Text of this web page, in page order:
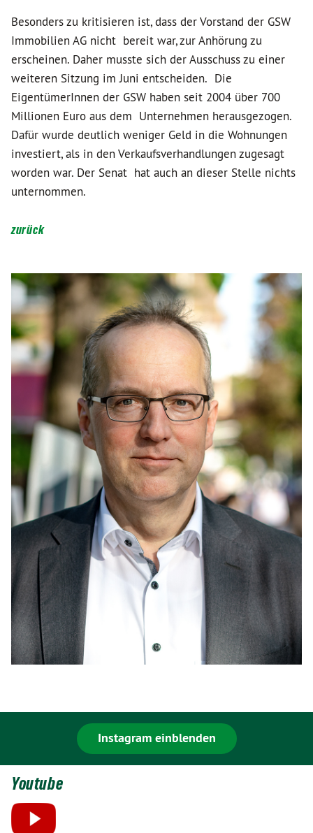
Besonders zu kritisieren ist, dass der Vorstand der GSW
Immobilien AG nicht bereit war, zur Anhörung zu
erscheinen. Daher musste sich der Ausschuss zu einer
weiteren Sitzung im Juni entscheiden. Die
EigentümerInnen der GSW haben seit 2004 über 700
Millionen Euro aus dem Unternehmen herausgezogen.
Dafür wurde deutlich weniger Geld in die Wohnungen
investiert, als in den Verkaufsverhandlungen zugesagt
worden war. Der Senat hat auch an dieser Stelle nichts
unternommen.
zurück
Instagram einblenden
Youtube